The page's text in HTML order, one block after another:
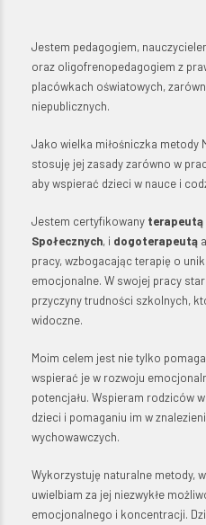
Jestem pedagogiem,
oraz oligofrenopedagogiem z
placówkach oświatowych,
niepublicznych.
Jako wielka miłośniczka metody
stosuję jej zasady zarówno w
aby wspierać dzieci w nauce i
Jestem certyfikowany terapeutą
Społecznych, i dogoterapeutą
pracy, wzbogacając terapię o
emocjonalne. W swojej pracy
przyczyny trudności szkolnych,
widoczne.
Moim celem jest nie tylko
wspierać je w rozwoju
potencjału. Wspieram rodziców
dzieci i pomaganiu im w
wychowawczych.
Wykorzystuję naturalne metody,
uwielbiam za jej niezwykłe
emocjonalnego i koncentracji.